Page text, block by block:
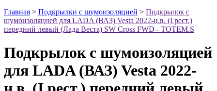
Главная > Подкрылки с шумоизоляцией > Подкрылок с
шумоизоляцией для LADA (ВАЗ) Vesta 2022-н.в. (I рест.)
передний левый (Лада Веста) SW Cross FWD - TOTEM.S
Подкрылок с шумоизоляцией
для LADA (ВАЗ) Vesta 2022-